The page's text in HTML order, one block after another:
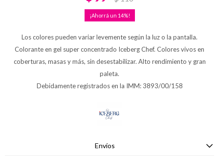
14
Los colores pueden variar levemente según la luz o la pantalla.
Colorante en gel super concentrado Iceberg Chef. Colores vivos en
coberturas, masas y más, sin desestabilizar. Alto rendimiento y gran
paleta.
Debidamente registrados en la IMM: 3893/00/158
Envíos